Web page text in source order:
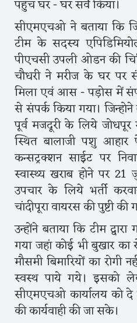
पहुंच घर - घर सर्वे किया।
सीएमएचओ ने बताया कि
टीम के सदस्य
पीएचसी उपली ओडन की
चौधरी ने मरीज के घर पर
मिला एवं आस - पड़ोस में
से संपर्क किया गया।
पूर्व मजदूरी के लिये
स्थित बालाजी पशु
कन्सट्रक्शन साईट पर
स्वास्थ्य खराब होने पर
उपचार के लिये भर्ती
चांदीपूरा वायरस की पुष्टी की
उन्होंने बताया कि टीम
गया जहां कोई भी बुखार का
मौसमी बिमारियों का रोगी
स्वस्थ पाये गये। इसको
सीएमएचओ कार्यालय को
की कार्यवाही की जा सके।